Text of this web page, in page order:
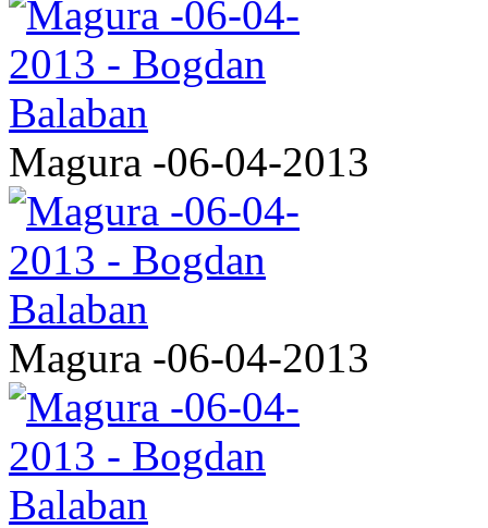
Magura -06-04-2013
Magura -06-04-2013